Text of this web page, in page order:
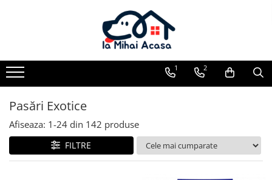
Pachete promotionale
Pachete promotionale
Pachete promotionale
Test gratuit 1 2
Pasări Exotice
Afiseaza: 1-24 din 142 produse
FILTRE